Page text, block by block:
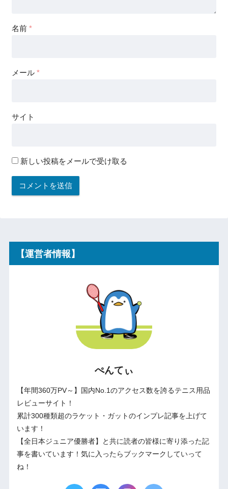
名前 *
メール *
サイト
新しい投稿をメールで受け取る
【運営者情報】
ぺんてぃ
【年間360万PV～】国内No.1のアクセス数を誇るテニス用品
レビューサイト！
累計300種類超のラケット・ガットのインプレ記事を上げて
います！
【全日本ジュニア優勝者】と共に読者の皆様に寄り添った記
事を書いています！気に入ったらブックマークしていって
ね！